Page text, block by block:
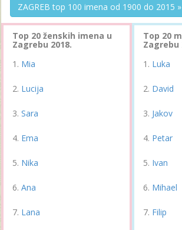
ZAGREB top 100 imena od 1900 do 2015 »
Top 20 ženskih imena u
Zagrebu 2018.
Mia
Lucija
Sara
Ema
Nika
Ana
Lana
Top 20
Zagrebu
Luka
David
Jakov
Petar
Ivan
Mihael
Filip